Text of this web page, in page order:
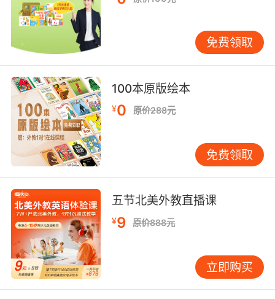
时，可以通过以下几个方面来评估其课程设置：
课程内容：了解课程内容是否丰富多样，是否涵
盖了听、说、读、写等各个方面，是否能够全面
提升孩子的英语能力。 课程难度：考察课程难度
是否适中，是否能够根据孩子的英语水平进行分
级教学，避免孩子因课程过难或过易而产生学习
压力。 课程时间：了解课程时间的安排是否灵
活，是否能够根据孩子的学习进度和时间安排进
行调整。 四、学习环境：潜移默化的影响 学习环
境对孩子的学习效果有着潜移默化的影响。良好
的学习环境不仅能够提高孩子的学习效率，还能
够培养孩子的学习习惯和自律能力。家长在选择
机构时，可以通过以下几个方面来评估其学习环
境： 教室设施：了解教室的设施是否齐全，是否
配备了先进的教学设备，如多媒体教学设备、互
动白板等。 学习氛围：观察机构的学习氛围是否
浓厚，是否能够激发孩子的学习兴趣和竞争意
识。 安全管理：了解机构的安全管理措施是否到
免费领取
100本原版绘本
¥0 原价288元
免费领取
五节北美外教直播课
¥9 原价888元
立即购买